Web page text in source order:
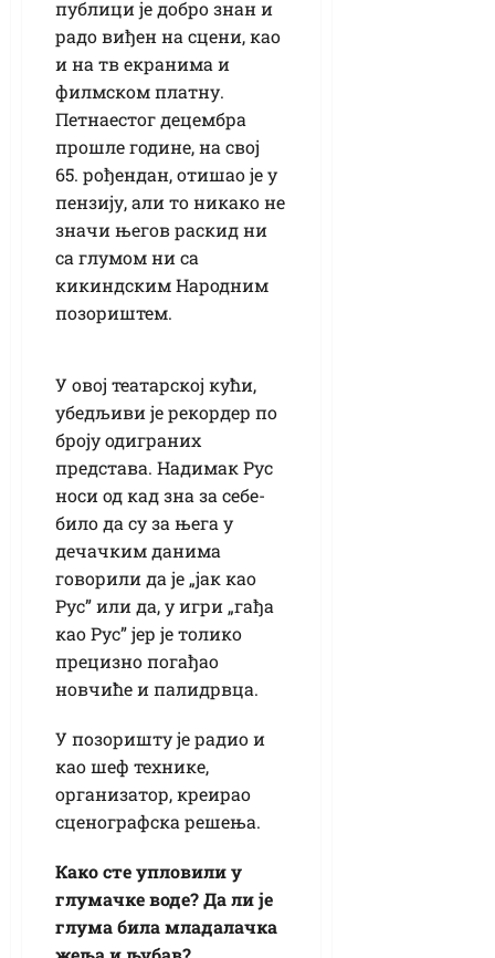
публици је добро знан и
радо виђен на сцени, као
и на тв екранима и
филмском платну.
Петнаестог децембра
прошле године, на свој
65. рођендан, отишао је у
пензију, али то никако не
значи његов раскид ни
са глумом ни са
кикиндским Народним
позориштем.
У овој театарској кући,
убедљиви је рекордер по
броју одиграних
представа. Надимак Рус
носи од кад зна за себе-
било да су за њега у
дечачким данима
говорили да је „јак као
Рус” или да, у игри „гађа
као Рус” јер је толико
прецизно погађао
новчиће и палидрвца.
У позоришту је радио и
као шеф технике,
организатор, креирао
сценографска решења.
Како сте упловили у
глумачке воде? Да ли је
глума била младалачка